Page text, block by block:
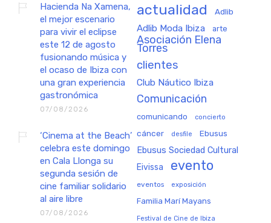
Hacienda Na Xamena,
el mejor escenario
para vivir el eclipse
este 12 de agosto
fusionando música y
el ocaso de Ibiza con
una gran experiencia
gastronómica
07/08/2026
‘Cinema at the Beach’
celebra este domingo
en Cala Llonga su
segunda sesión de
cine familiar solidario
al aire libre
07/08/2026
actualidad Adlib
Adlib Moda Ibiza arte
Asociación Elena
Torres
clientes
Club Náutico Ibiza
Comunicación
comunicando concierto
cáncer desfile Ebusus
Ebusus Sociedad Cultural
Eivissa evento
eventos exposición
Familia Marí Mayans
Festival de Cine de Ibiza